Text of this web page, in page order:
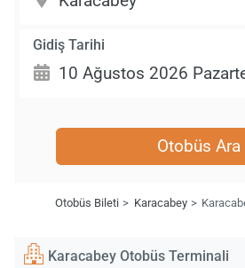
Gidiş Tarihi
Otobüs Ara
Otobüs Bileti Karacabey
Karacabey Otobüs Terminali